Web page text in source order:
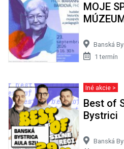
MOJE
MÚZEUM
Banská
1 termín
Iné akcie >
Best of
Bystrici
Banská